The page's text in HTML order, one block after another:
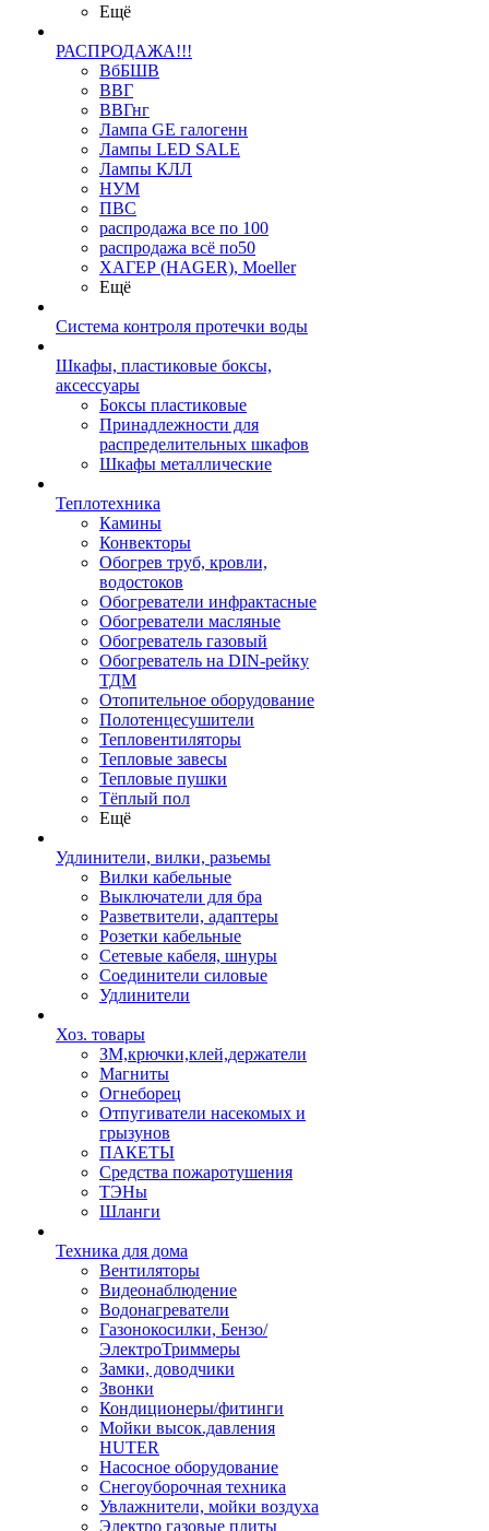
Ещё
РАСПРОДАЖА!!!
ВбБШВ
ВВГ
ВВГнг
Лампа GE галогенн
Лампы LED SALE
Лампы КЛЛ
НУМ
ПВС
распродажа все по 100
распродажа всё по50
ХАГЕР (HAGER), Moeller
Ещё
Система контроля протечки воды
Шкафы, пластиковые боксы,
аксессуары
Боксы пластиковые
Принадлежности для
распределительных шкафов
Шкафы металлические
Теплотехника
Камины
Конвекторы
Обогрев труб, кровли,
водостоков
Обогреватели инфрактасные
Обогреватели масляные
Обогреватель газовый
Обогреватель на DIN-рейку
ТДМ
Отопительное оборудование
Полотенцесушители
Тепловентиляторы
Тепловые завесы
Тепловые пушки
Тёплый пол
Ещё
Удлинители, вилки, разьемы
Вилки кабельные
Выключатели для бра
Разветвители, адаптеры
Розетки кабельные
Сетевые кабеля, шнуры
Соединители силовые
Удлинители
Хоз. товары
ЗМ,крючки,клей,держатели
Магниты
Огнеборец
Отпугиватели насекомых и
грызунов
ПАКЕТЫ
Средства пожаротушения
ТЭНы
Шланги
Техника для дома
Вентиляторы
Видеонаблюдение
Водонагреватели
Газонокосилки, Бензо/
ЭлектроТриммеры
Замки, доводчики
Звонки
Кондиционеры/фитинги
Мойки высок.давления
HUTER
Насосное оборудование
Снегоуборочная техника
Увлажнители, мойки воздуха
Электро газовые плиты